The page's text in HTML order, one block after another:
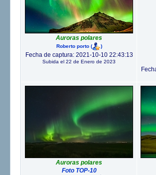
Auroras polares
Roberto porto( )
Fecha de captura: 2021-10-10 22:43:13
Subida el 22 de Enero de 2023
Auroras polares
Foto TOP-10